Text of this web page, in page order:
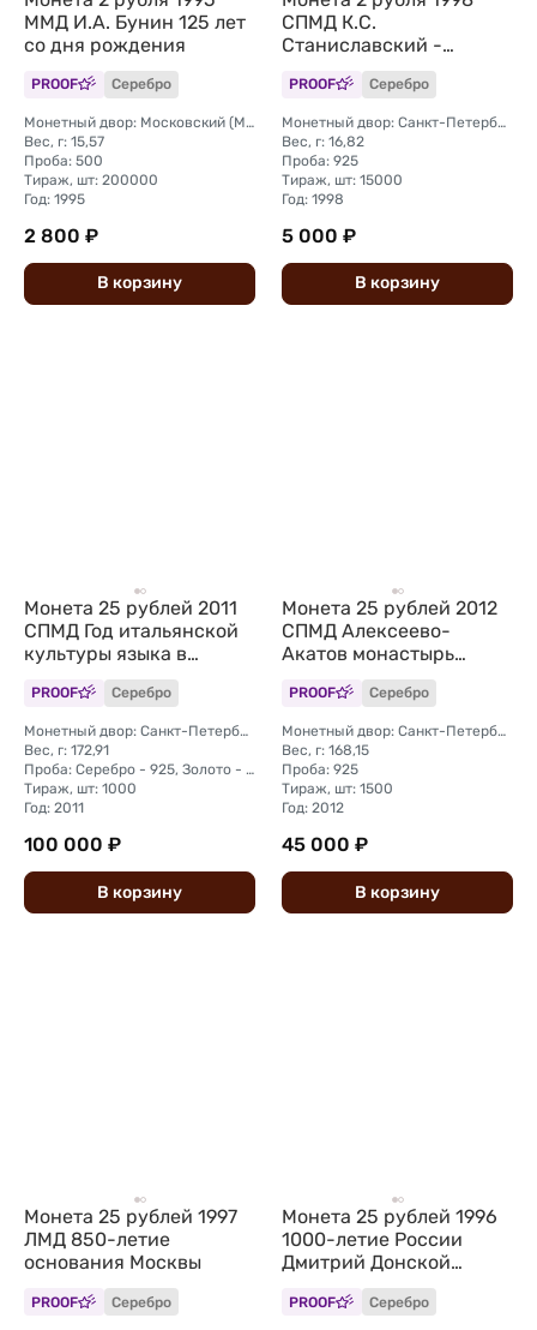
ММД И.А. Бунин 125 лет
со дня рождения
PROOF Серебро
Монетный двор: Московский (ММД)
Вес, г: 15,57
Проба: 500
Тираж, шт: 200000
Год: 1995
2 800 ₽
В корзину
СПМД К.С.
Станиславский -
портрет, 135 лет со дня
рождения
PROOF Серебро
Монетный двор: Санкт-Петербургский (СПМД)
Вес, г: 16,82
Проба: 925
Тираж, шт: 15000
Год: 1998
5 000 ₽
В корзину
Монета 25 рублей 2011
СПМД Год итальянской
культуры языка в
России Италия
PROOF Серебро
Монетный двор: Санкт-Петербургский (СПМД)
Вес, г: 172,91
Проба: Серебро - 925, Золото - 999
Тираж, шт: 1000
Год: 2011
100 000 ₽
В корзину
Монета 25 рублей 2012
СПМД Алексеево-
Акатов монастырь
Воронеж
PROOF Серебро
Монетный двор: Санкт-Петербургский (СПМД)
Вес, г: 168,15
Проба: 925
Тираж, шт: 1500
Год: 2012
45 000 ₽
В корзину
Монета 25 рублей 1997
ЛМД 850-летие
основания Москвы
PROOF Серебро
Монета 25 рублей 1996
1000-летие России
Дмитрий Донской
Куликовская Битва 1380
PROOF Серебро